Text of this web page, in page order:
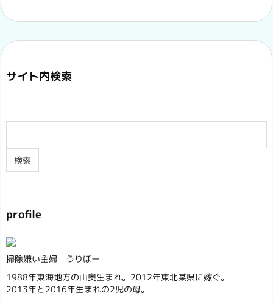
サイト内検索
profile
掃除嫌い主婦 うりぼー
1988年東海地方の山奥生まれ。2012年東北某県に嫁ぐ。
2013年と2016年生まれの2児の母。